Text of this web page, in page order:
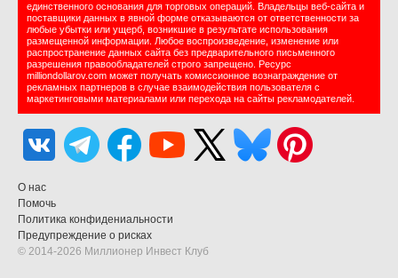
единственного основания для торговых операций. Владельцы веб-сайта и
поставщики данных в явной форме отказываются от ответственности за
любые убытки или ущерб, возникшие в результате использования
размещенной информации. Любое воспроизведение, изменение или
распространение данных сайта без предварительного письменного
разрешения правообладателей строго запрещено. Ресурс
milliondollarov.com может получать комиссионное вознаграждение от
рекламных партнеров в случае взаимодействия пользователя с
маркетинговыми материалами или перехода на сайты рекламодателей.
О нас
Помочь
Политика конфидениальности
Предупреждение о рисках
© 2014-2026 Миллионер Инвест Клуб